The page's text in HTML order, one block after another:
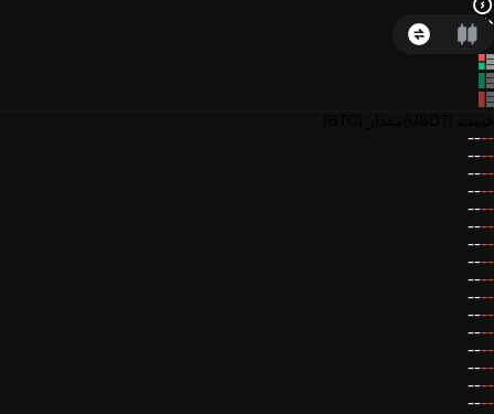
--
--
--
--
--
--
--
--
--
--
--
--
--
--
--
--
--
--
--
--
--
--
--
--
--
--
--
--
--
--
--
--